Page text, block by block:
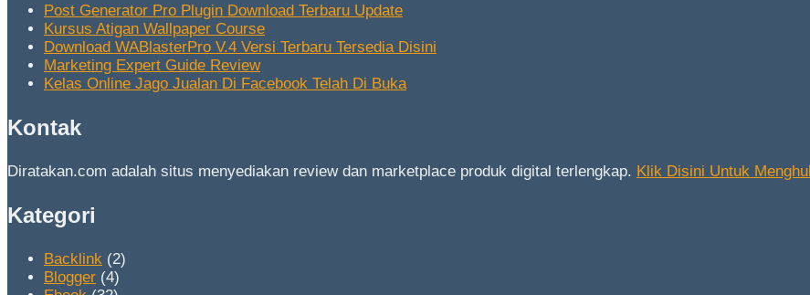
Post Generator Pro Plugin Download Terbaru Update
Kursus Atigan Wallpaper Course
Download WABlasterPro V.4 Versi Terbaru Tersedia Disini
Marketing Expert Guide Review
Kelas Online Jago Jualan Di Facebook Telah Di Buka
Kontak
Diratakan.com adalah situs menyediakan review dan marketplace produk digital terlengkap. Klik Disini Untuk
Kategori
Backlink (2)
Blogger (4)